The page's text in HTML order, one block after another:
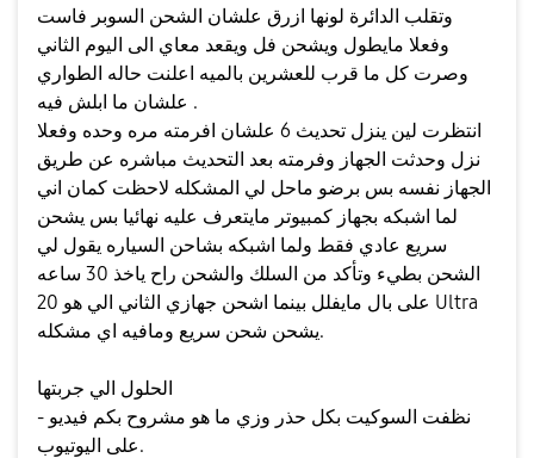
وتقلب الدائرة لونها ازرق علشان الشحن السوبر فاست
وفعلا مايطول ويشحن فل ويقعد معاي الى اليوم الثاني
وصرت كل ما قرب للعشرين بالميه اعلنت حاله الطواري
علشان ما ابلش فيه .
انتظرت لين ينزل تحديث 6 علشان افرمته مره وحده وفعلا
نزل وحدثت الجهاز وفرمته بعد التحديث مباشره عن طريق
الجهاز نفسه بس برضو ماحل لي المشكله لاحظت كمان اني
لما اشبكه بجهاز كمبيوتر مايتعرف عليه نهائيا بس يشحن
سريع عادي فقط ولما اشبكه بشاحن السياره يقول لي
الشحن بطيء وتأكد من السلك والشحن راح ياخذ 30 ساعه
على بال مايفلل بينما اشحن جهازي الثاني الي هو 20 Ultra
يشحن شحن سريع ومافيه اي مشكله.
- نظفت السوكيت بكل حذر وزي ما هو مشروح بكم فيديو
على اليوتيوب.